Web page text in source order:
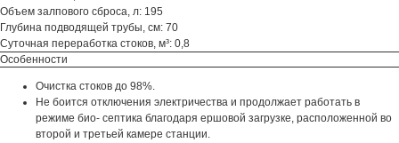
Объем залпового сброса, л: 195
Глубина подводящей трубы, см: 70
Суточная переработка стоков, м³: 0,8
Особенности
Очистка стоков до 98%.
Не боится отключения электричества и продолжает работать в
режиме био- септика благодаря ершовой загрузке, расположенной во
второй и третьей камере станции.